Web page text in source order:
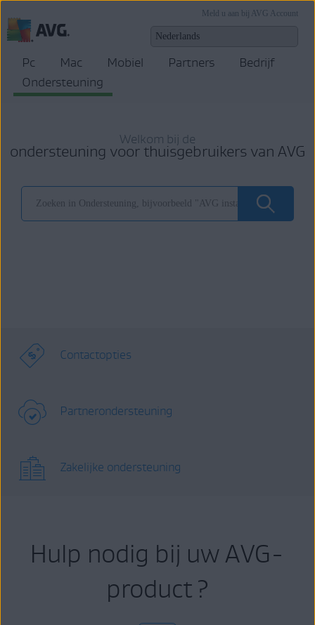
Meld u aan bij AVG Account
Pc Mac Mobiel Partners
Bedrijf
Ondersteuning
Welkom bij de
ondersteuning voor thuisgebruikers van AVG
Contactopties
Partnerondersteuning
Zakelijke ondersteuning
Hulp nodig bij uw AVG-
product ?